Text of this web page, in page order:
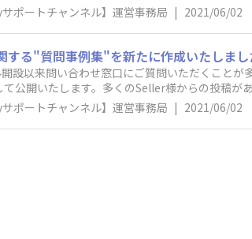
ドの登録住所が異なる場合にもエラーとなる
いただきたいこと＞上記エラーが起こってい
ル受信に有無ではManaged Paymentsの登録が
かご確認下さい。・確認方法→ログイン後、
セスは完了しております。（＝出品制限はかかり
サポートチャンネル】運営事務局 | 2021/06/02
する"質問事例集"を新たに作成いたしま
設以来問い合わせ窓口にご質問いただくこと
公開いたします。多くのSeller様からの投稿
ページの内容がManaged Paymentsに関する
？A：アカウントタイプの変更を行うことはで
いたします。https://payoneer-
変更は可能でしょうか？A：可能ですが以下
アカウント解約」の申請をご検討くだ
申請をお願い致します。※こちらの手続きは何
サポートチャンネル】運営事務局 | 2021/06/02